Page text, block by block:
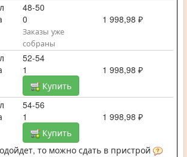
48-50
0
1 998,98 ₽
Заказы уже
собраны
52-54
1
1 998,98 ₽
Купить
54-56
1
1 998,98 ₽
Купить
то можно сдать в пристрой